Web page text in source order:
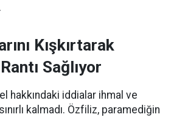
Kışkırtarak
Sağlıyor
hakkındaki iddialar ihmal ve
kalmadı. Özfiliz, paramediğin